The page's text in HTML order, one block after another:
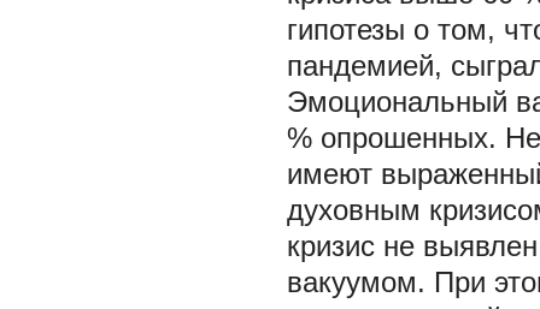
гипотезы о том,
пандемией,
Эмоциональный
% опрошенных.
имеют
духовным
кризис не
вакуумом. При